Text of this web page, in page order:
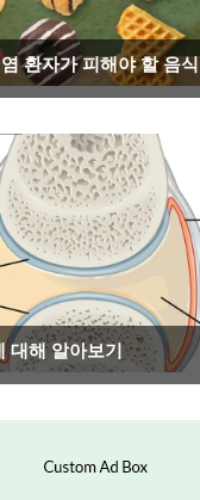
환자가 피해야 할 음식
대해 알아보기